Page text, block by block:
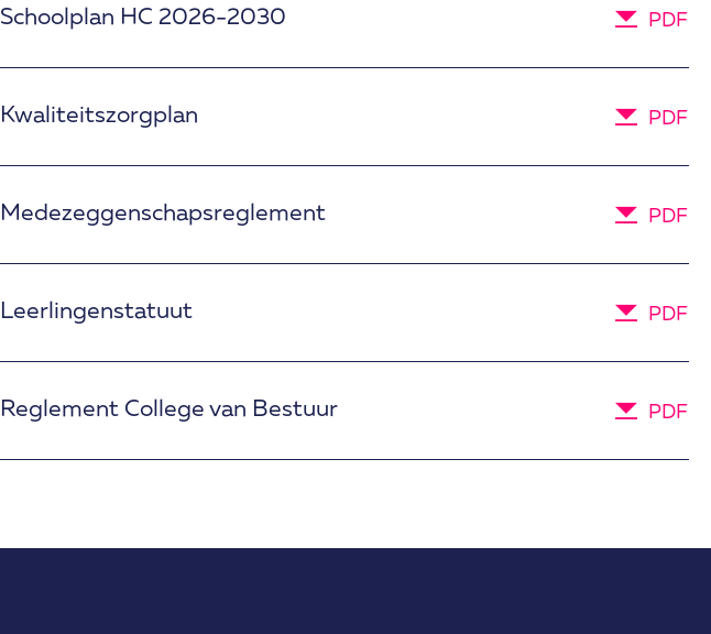
Schoolplan HC 2026-2030 PDF
Kwaliteitszorgplan PDF
Medezeggenschapsreglement PDF
Leerlingenstatuut PDF
Reglement College van Bestuur PDF